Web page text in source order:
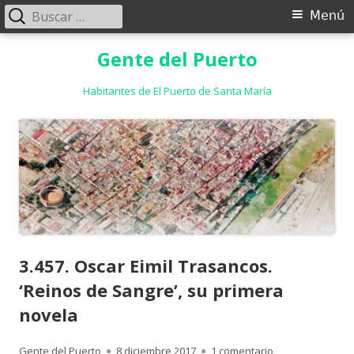
Gente del Puerto
Habitantes de El Puerto de Santa María
Menú
Menú
Buscar:
3.457. Oscar Eimil Trasancos.
‘Reinos de Sangre’, su primera
novela
Autor
Gente del Puerto Publicado
8 diciembre 2017 1 comentario